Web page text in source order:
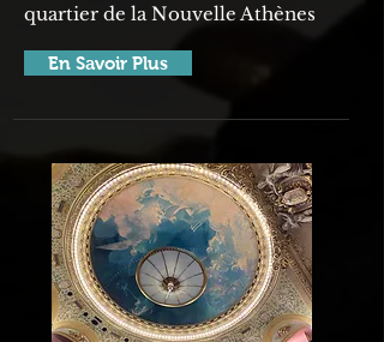
quartier de la Nouvelle Athènes
En Savoir Plus